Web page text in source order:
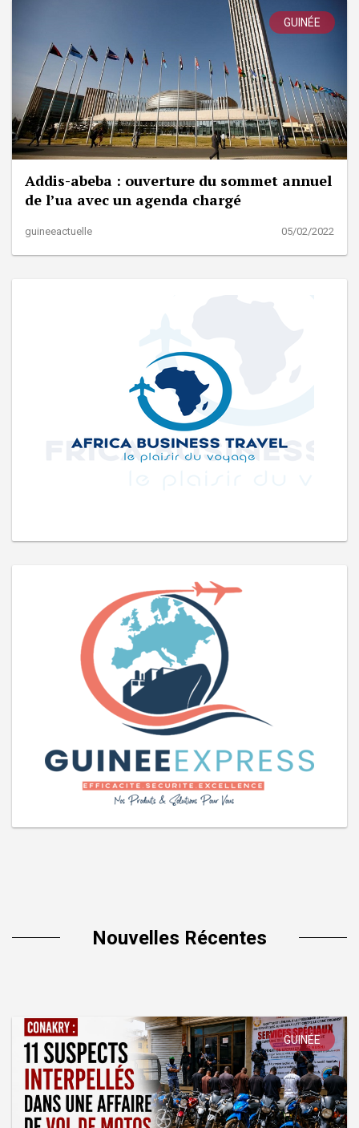
GUINÉE
Addis-abeba : ouverture du sommet annuel
de l’ua avec un agenda chargé
guineeactuelle 05/02/2022
Nouvelles Récentes
GUINÉE